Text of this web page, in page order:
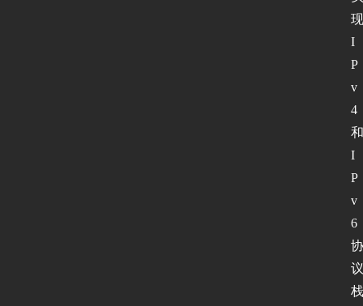
现
I
P
v
4
和
I
P
v
6
协
议
栈